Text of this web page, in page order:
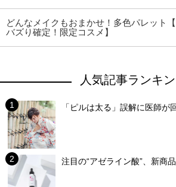
どんなメイクもおまかせ！多色パレット
バズり確定！限定コスメ】
人気記事ランキ
「ピルは太る」誤解に医師が
注目の“アゼライン酸”、新商品